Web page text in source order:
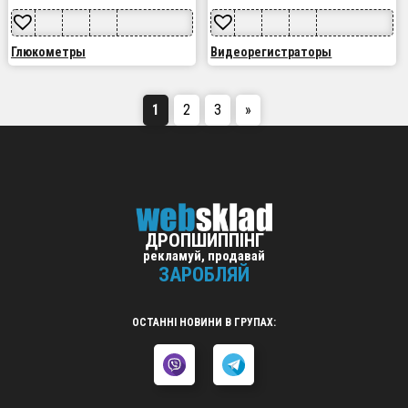
Глюкометры Видеорегистраторы
1 2 3 »
ДРОПШИППІНГ
рекламуй, продавай
ЗАРОБЛЯЙ
ОСТАННІ НОВИНИ В ГРУПАХ: